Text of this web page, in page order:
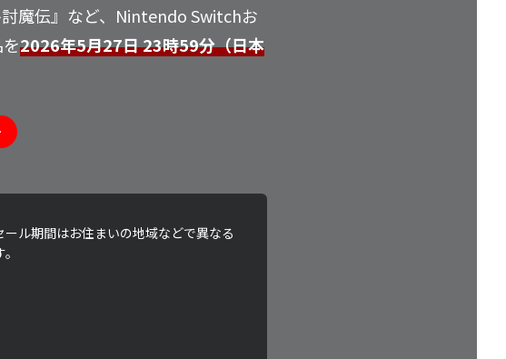
魔伝』など、Nintendo Switchお
2026年5月27日 23時59分（日本
ル期間はお住まいの地域などで異なる